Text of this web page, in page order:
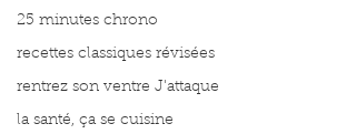
25 minutes chrono
recettes classiques révisées
rentrez son ventre J'attaque
la santé, ça se cuisine